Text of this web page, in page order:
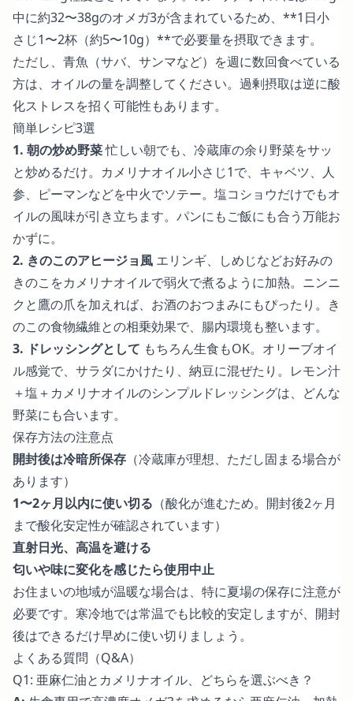
中に約32〜38gのオメガ3が含まれているため、**1日小
さじ1〜2杯（約5〜10g）**で必要量を摂取できます。
ただし、青魚（サバ、サンマなど）を週に数回食べている
方は、オイルの量を調整してください。過剰摂取は逆に酸
化ストレスを招く可能性もあります。
簡単レシピ3選
1. 朝の炒め野菜忙しい朝でも、冷蔵庫の余り野菜をサッ
と炒めるだけ。カメリナオイル小さじ1で、キャベツ、人
参、ピーマンなどを中火でソテー。塩コショウだけでもオ
イルの風味が引き立ちます。パンにもご飯にも合う万能お
かずに。
2. きのこのアヒージョ風 エリンギ、しめじなどお好みの
きのこをカメリナオイルで弱火で煮るように加熱。ニンニ
クと鷹の爪を加えれば、お酒のおつまみにもぴったり。き
のこの食物繊維との相乗効果で、腸内環境も整います。
3. ドレッシングとして もちろん生食もOK。オリーブオイ
ル感覚で、サラダにかけたり、納豆に混ぜたり。レモン汁
＋塩＋カメリナオイルのシンプルドレッシングは、どんな
野菜にも合います。
保存方法の注意点
開封後は冷暗所保存 （冷蔵庫が理想、ただし固まる場合が
あります）
1〜2ヶ月以内に使い切る （酸化が進むため。開封後2ヶ月
まで酸化安定性が確認されています）
直射日光、高温を避ける
匂いや味に変化を感じたら使用中止
お住まいの地域が温暖な場合は、特に夏場の保存に注意が
必要です。寒冷地では常温でも比較的安定しますが、開封
後はできるだけ早めに使い切りましょう。
よくある質問（Q&A）
Q1: 亜麻仁油とカメリナオイル、どちらを選ぶべき？